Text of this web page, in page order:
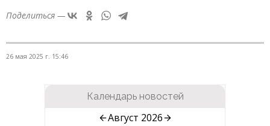
Поделиться —
26 мая 2025 г. 15:46
Календарь новостей
Август 2026